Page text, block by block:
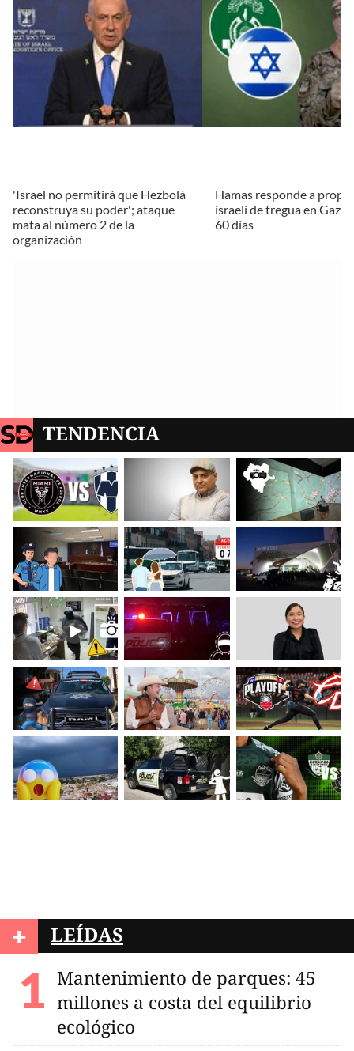
'Israel no permitirá que Hezbolá
reconstruya su poder'; ataque
mata al número 2 de la
organización
Hamas responde a
israelí de tregua en Gaza;
60 días
TENDENCIA
+ LEÍDAS
Mantenimiento de parques: 45
millones a costa del equilibrio
ecológico